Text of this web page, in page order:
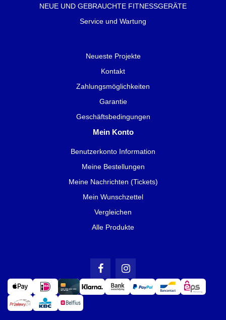
NEUE UND GEBRAUCHTE FITNESSGERÄTE
Service und Wartung
Neueste Projekte
Kontakt
Zahlungsmöglichkeiten
Garantie
Geschäftsbedingungen
Mein Konto
Benutzerkonto Information
Meine Bestellungen
Meine Nachrichten (Tickets)
Mein Wunschzettel
Vergleichen
Alle Produkte